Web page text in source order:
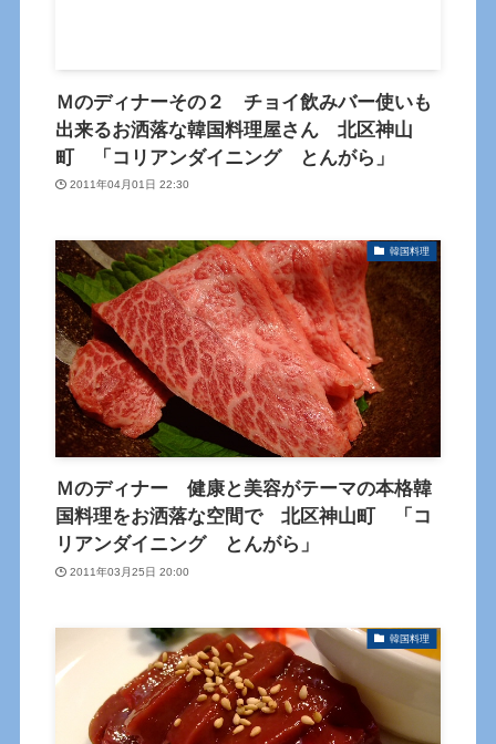
Ｍのディナーその２ チョイ飲みバー使いも
出来るお洒落な韓国料理屋さん 北区神山
町 「コリアンダイニング とんがら」
2011年04月01日 22:30
韓国料理
Ｍのディナー 健康と美容がテーマの本格韓
国料理をお洒落な空間で 北区神山町 「コ
リアンダイニング とんがら」
2011年03月25日 20:00
韓国料理